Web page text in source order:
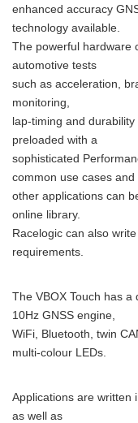
enhanced accuracy
technology available.
The powerful hardware
automotive tests
such as acceleration,
monitoring,
lap-timing and
preloaded with a
sophisticated
common use cases and
other applications can
online library.
Racelogic can also
requirements.
The VBOX Touch has
10Hz GNSS engine,
WiFi, Bluetooth, twin
multi-colour LEDs.
Applications are written
as well as